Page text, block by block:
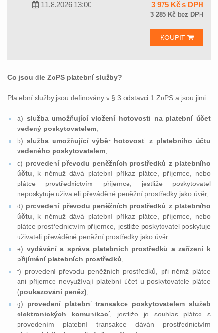
11.8.2026 13:00 3 975 Kč s DPH
3 285 Kč bez DPH
KOUPIT
Co jsou dle ZoPS platební služby?
Platební služby jsou definovány v § 3 odstavci 1 ZoPS a jsou jimi:
a) služba umožňující vložení hotovosti na platební účet
vedený poskytovatelem
b) služba umožňující výběr hotovosti z platebního účtu
vedeného poskytovatelem
c) provedení převodu peněžních prostředků z platebního
účtu , k němuž dává platební příkaz plátce, příjemce, nebo
plátce prostřednictvím příjemce, jestliže poskytovatel
neposkytuje uživateli převáděné peněžní prostředky jako úvěr,
d) provedení převodu peněžních prostředků z platebního
účtu , k němuž dává platební příkaz plátce, příjemce, nebo
plátce prostřednictvím příjemce, jestliže poskytovatel poskytuje
uživateli převáděné peněžní prostředky jako úvěr
e) vydávání a správa platebních prostředků a zařízení k
přijímání platebních prostředků
f) provedení převodu peněžních prostředků, při němž plátce
ani příjemce nevyužívají platební účet u poskytovatele plátce
(poukazování peněz)
g) provedení platební transakce poskytovatelem služeb
elektronických komunikací , jestliže je souhlas plátce s
provedením platební transakce dáván prostřednictvím